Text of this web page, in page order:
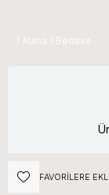
1 Alana 1 Bedava
FAVORILERE